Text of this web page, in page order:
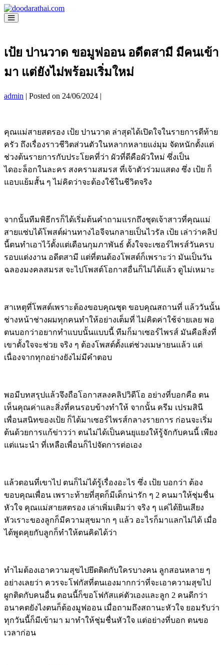
Skip
to
Menu
เป้ย ปานวาด ขอมูฟออน อดีตสามี มีคนเข้า
มา แต่ยังไม่พร้อมเริ่มใหม่
admin | Posted on 24/06/2024 |
คุณแม่สายสตรอง เป้ย ปานวาด ล่าสุดได้เปิดใจในรายการตีท้าย
ครัว ถึงเรื่องราวชีวิตส่วนตัวในหลากหลายแง่มุม จัดหนักตั้งแต่
ช่วงต้นรายการกับประโยคที่ว่า ผัวที่ดีคือผัวใหม่ ซึ่งเป็น
ไดอะล็อกในละคร สงครามสมรส ที่เจ้าตัวร่วมแสดง ซึ่ง เป้ย ก็
แอบแย้มสั้น ๆ ไม่คิดว่าจะต้องใช้ในชีวิตจริง
จากนั้นทีมพิธีกรก็ได้เริ่มต้นคำถามแรกถึงชุดเจ้าสาวที่คุณแม่
สายแซ่บได้โพสต์ผ่านทางไอจีจนกลายเป็นไวรัล เป้ย เล่าว่าคลิป
นี้ตนทำเอาไว้ตั้งแต่เดือนกุมภาพันธ์ ตั้งใจจะเซอร์ไพรส์วันครบ
รอบแต่งงาน อดีตสามี แต่ที่ตนต้องโพสต์ก็เพราะว่า มันเป็นวัน
ฉลองมงคลสมรส จะไปโพสต์โอกาสอื่นก็ไม่ได้แล้ว ดูไม่เหมาะ
สาเหตุที่โพสต์เพราะต้องขอบคุณชุด ขอบคุณสถานที่ แล้ววันนั้น
ช่างหน้าช่างผมทุกคนทำให้อย่างเต็มที่ ไม่คิดค่าใช้จ่ายเลย พอ
ตนบอกว่าอยากทำแบบนั้นแบบนี้ ทีมก็มาเซอร์ไพรส์ มันคือสิ่งที่
เขาตั้งใจจะช่วย จริง ๆ ต้องโพสต์ตั้งแต่ช่วงเมษายนแล้ว แต่
เนื่องจากทุกอย่างยังไม่มีคำตอบ
พอมีบทสรุปแล้วจึงถือโอกาสลงคลิปวิดีโอ อย่างที่บอกคือ ตน
เห็นคุณค่าและสิ่งที่คนรอบข้างทำให้ จากนั้น ครีม เปรมสินี
เพื่อนสนิทของเป้ย ก็ได้มาเซอร์ไพรส์กลางรายการ ก่อนจะเริ่ม
ต้นด้วยการแก้ข่าวว่า ตนไม่ได้เป็นคนยุแยงให้รู้จักกับคนนี้ เพียง
แต่แนะนำ ที่เหลือเพื่อนก็ไปจัดการต่อเอง
แล้วตอนที่เขาไป ตนก็ไม่ได้รู้เรื่องอะไร ซึ่ง เป้ย บอกว่า ต้อง
ขอบคุณเพื่อน เพราะท้ายที่สุดก็มีเด็กน่ารัก ๆ 2 คนมาให้ชุ่มชื่น
หัวใจ คุณแม่สายสตรอง เล่าเพิ่มเติมว่า จริง ๆ แค่ได้ยินเสียง
หัวเราะของลูกก็มีความสุขมาก ๆ แล้ว อะไรก็มาแลกไม่ได้ เมื่อ
ได้พูดคุยกับลูกก็ทำให้ตนคิดได้ว่า
ทำไมต้องเอาความสุขไปยึดติดกับใครบางคน ลูกสอนหลาย ๆ
อย่างเลยว่า ควรจะโฟกัสที่ตนเองมากกว่าที่จะเอาความสุขไป
ผูกติดกับคนอื่น ตอนนี้ก็ขอโฟกัสแค่ตัวเองและลูก 2 คนดีกว่า
อนาคตยังไงตนก็ต้องมูฟออน เมื่อถามถึงสถานะหัวใจ ยอมรับว่า
ทุกวันนี้ก็มีเข้ามา มาทำให้ชุ่มชื่นหัวใจ แต่อย่างที่บอก ตนขอ
เวลาก่อน